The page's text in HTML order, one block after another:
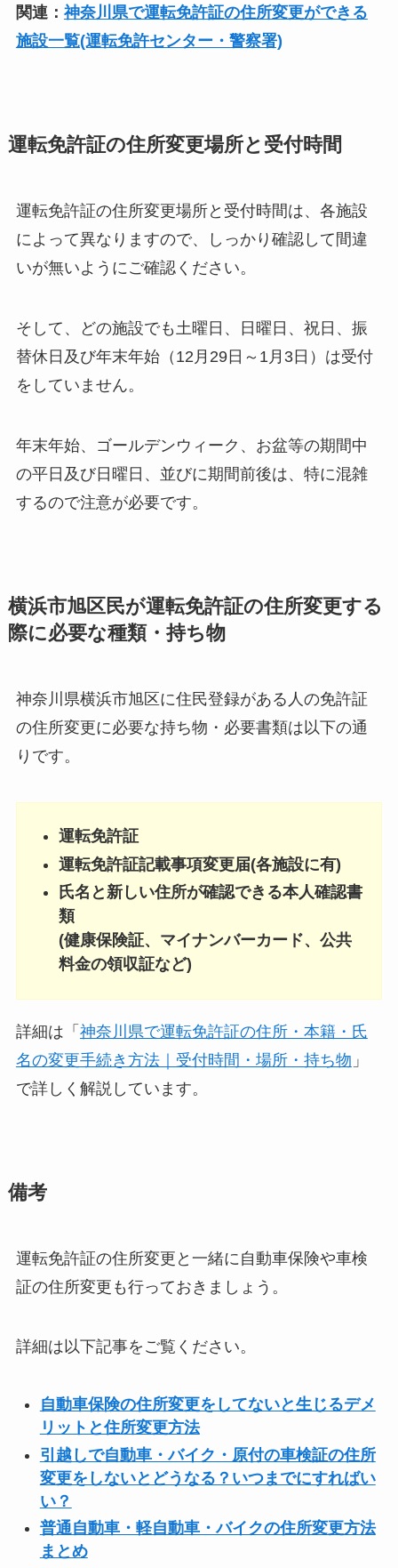
関連： 神奈川県で運転免許証の住所変更ができる
施設一覧(運転免許センター・警察署)
運転免許証の住所変更場所と受付時間
運転免許証の住所変更場所と受付時間は、各施設
によって異なりますので、しっかり確認して間違
いが無いようにご確認ください。
そして、どの施設でも土曜日、日曜日、祝日、振
替休日及び年末年始（12月29日～1月3日）は受付
をしていません。
年末年始、ゴールデンウィーク、お盆等の期間中
の平日及び日曜日、並びに期間前後は、特に混雑
するので注意が必要です。
横浜市旭区民が運転免許証の住所変更する
際に必要な種類・持ち物
神奈川県横浜市旭区に住民登録がある人の免許証
の住所変更に必要な持ち物・必要書類は以下の通
りです。
運転免許証
運転免許証記載事項変更届(各施設に有)
氏名と新しい住所が確認できる本人確認書
類
(健康保険証、マイナンバーカード、公共
料金の領収証など)
詳細は「 神奈川県で運転免許証の住所・本籍・氏
名の変更手続き方法｜受付時間・場所・持ち物 」
で詳しく解説しています。
備考
運転免許証の住所変更と一緒に自動車保険や車検
証の住所変更も行っておきましょう。
詳細は以下記事をご覧ください。
自動車保険の住所変更をしてないと生じるデメ
リットと住所変更方法
引越しで自動車・バイク・原付の車検証の住所
変更をしないとどうなる？いつまでにすればい
い？
普通自動車・軽自動車・バイクの住所変更方法
まとめ